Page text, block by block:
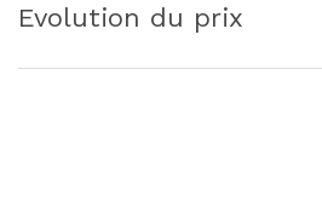
Evolution du prix